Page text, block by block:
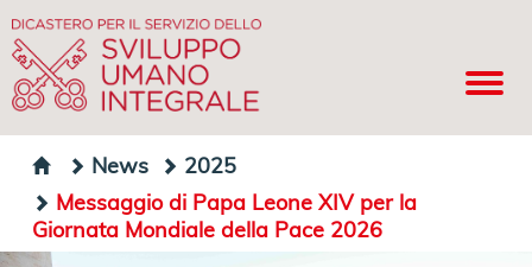
News
2025
Messaggio di Papa Leone XIV per la
Giornata Mondiale della Pace 2026